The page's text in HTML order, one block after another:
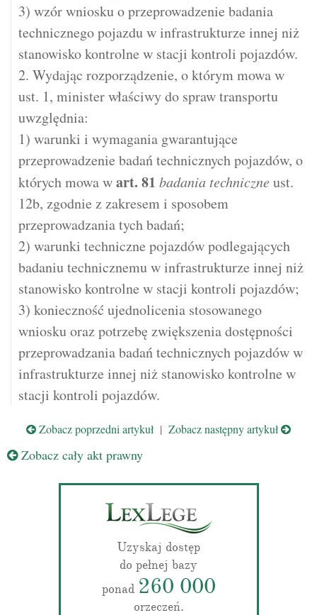
3) wzór wniosku o przeprowadzenie badania
technicznego pojazdu w infrastrukturze innej niż
stanowisko kontrolne w stacji kontroli pojazdów.
2. Wydając rozporządzenie, o którym mowa w
ust. 1, minister właściwy do spraw transportu
uwzględnia:
1) warunki i wymagania gwarantujące
przeprowadzenie badań technicznych pojazdów, o
których mowa wart. 81 badania techniczne ust.
12b, zgodnie z zakresem i sposobem
przeprowadzania tych badań;
2) warunki techniczne pojazdów podlegających
badaniu technicznemu w infrastrukturze innej niż
stanowisko kontrolne w stacji kontroli pojazdów;
3) konieczność ujednolicenia stosowanego
wniosku oraz potrzebę zwiększenia dostępności
przeprowadzania badań technicznych pojazdów w
infrastrukturze innej niż stanowisko kontrolne w
stacji kontroli pojazdów.
Zobacz poprzedni artykuł | Zobacz następny artykuł
Zobacz cały akt prawny
Uzyskaj dostęp
do pełnej bazy
ponad 260 000
orzeczeń.